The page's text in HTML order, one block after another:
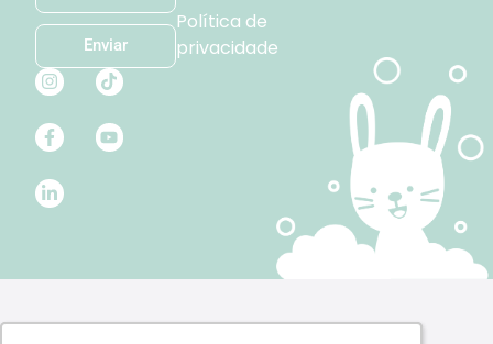
Enviar
Política de
privacidade